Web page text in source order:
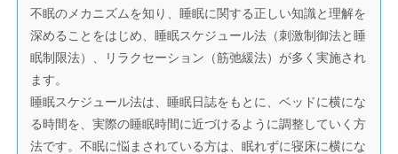
不眠のメカニズムを知り、睡眠に関する正しい知識と理解を
深めることをはじめ、睡眠スケジュール法（刺激制御法と睡
眠制限法）、リラクセーション（筋弛緩法）が多く実施され
ます。
睡眠スケジュール法は、睡眠日誌をもとに、ベッドに横にな
る時間を、実際の睡眠時間に近づけるように調整していく方
法です。不眠に悩まされている方は、眠れずに寝床に横にな